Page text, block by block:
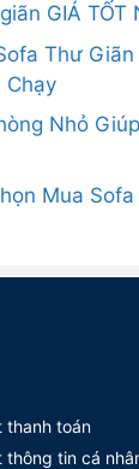
GIÁ TỐT
Thư
Chạy
Nhỏ
Mua
thanh toán
thông tin cá